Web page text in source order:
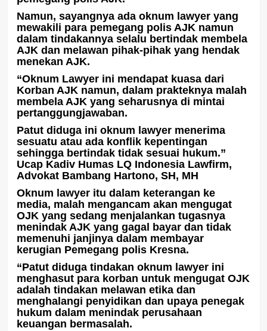
Namun, sayangnya ada oknum lawyer yang
mewakili para pemegang polis AJK namun
dalam tindakannya selalu bertindak membela
AJK dan melawan pihak-pihak yang hendak
menekan AJK.
“Oknum Lawyer ini mendapat kuasa dari
Korban AJK namun, dalam prakteknya malah
membela AJK yang seharusnya di mintai
pertanggungjawaban.
Patut diduga ini oknum lawyer menerima
sesuatu atau ada konflik kepentingan
sehingga bertindak tidak sesuai hukum.”
Ucap Kadiv Humas LQ Indonesia Lawfirm,
Advokat Bambang Hartono, SH, MH
Oknum lawyer itu dalam keterangan ke
media, malah mengancam akan mengugat
OJK yang sedang menjalankan tugasnya
menindak AJK yang gagal bayar dan tidak
memenuhi janjinya dalam membayar
kerugian Pemegang polis Kresna.
“Patut diduga tindakan oknum lawyer ini
menghasut para korban untuk mengugat OJK
adalah tindakan melawan etika dan
menghalangi penyidikan dan upaya penegak
hukum dalam menindak perusahaan
keuangan bermasalah.